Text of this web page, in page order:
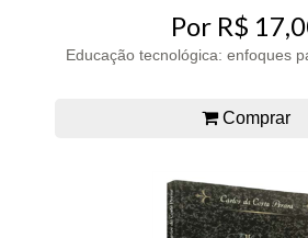
Por R$
Educação tecnológica: enfoques
Comprar